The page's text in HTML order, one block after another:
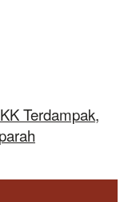
Terdampak,